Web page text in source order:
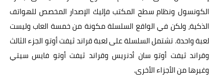
الكونسول ونظام سطح المكتب فإليك الإصدار المخصص للهواتف
الذكية، ولكن في الواقع السلسلة مكونة من خمسة العاب وليست
لعبة واحدة. تشتمل السلسلة على لعبة قراند ثيفت أوتو الجزء الثالث
وقراند ثيفت أوتو سان أدنريس وقراند ثيفت أوتو فايس سيتي
وغيرها من الأجزاء الأخرى.